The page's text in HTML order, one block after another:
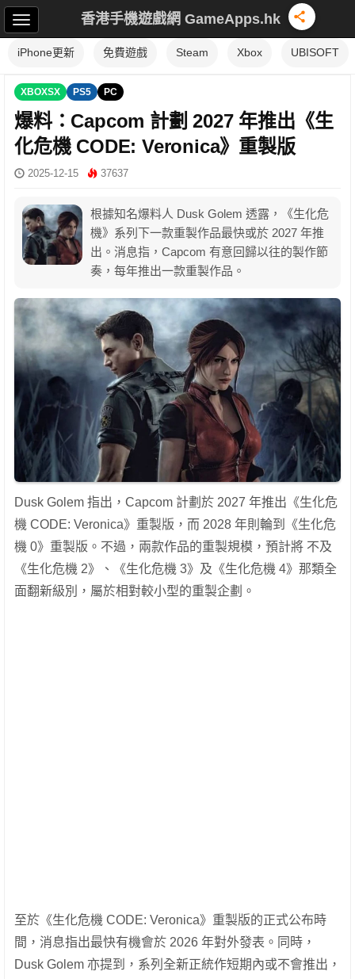
香港手機遊戲網 GameApps.hk
iPhone更新 免費遊戲 Steam Xbox UBISOFT
XBOXSX PS5 PC
爆料：Capcom 計劃 2027 年推出《生
化危機 CODE: Veronica》重製版
2025-12-15 37637
根據知名爆料人 Dusk Golem 透露，《生化危
機》系列下一款重製作品最快或於 2027 年推
出。消息指，Capcom 有意回歸以往的製作節
奏，每年推出一款重製作品。
Dusk Golem 指出，Capcom 計劃於 2027 年推出《生化危
機 CODE: Veronica》重製版，而 2028 年則輪到《生化危
機 0》重製版。不過，兩款作品的重製規模，預計將 不及
《生化危機 2》、《生化危機 3》及《生化危機 4》那類全
面翻新級別，屬於相對較小型的重製企劃。
至於《生化危機 CODE: Veronica》重製版的正式公布時
間，消息指出最快有機會於 2026 年對外發表。同時，
Dusk Golem 亦提到，系列全新正統作短期內或不會推出，